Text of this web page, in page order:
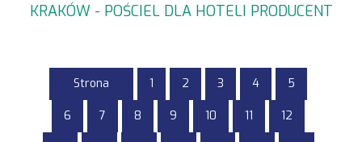
KRAKÓW - POŚCIEL DLA HOTELI PRODUCENT
Strona 1 2 3 4 5
6 7 8 9 10 11 12